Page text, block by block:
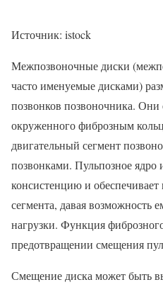
Источник: istock
Межпозвоночные диски
часто именуемые дисками)
позвонков позвоночника. Они
окруженного фиброзным
двигательный сегмент
позвонками. Пульпозное ядро
консистенцию и
сегмента, давая возможность
нагрузки. Функция
предотвращении смещения
Смещение диска может быть